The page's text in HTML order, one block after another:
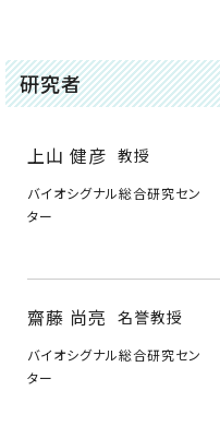
研究者
上山 健彦 教授
バイオシグナル総合研究セン
ター
齋藤 尚亮 名誉教授
バイオシグナル総合研究セン
ター